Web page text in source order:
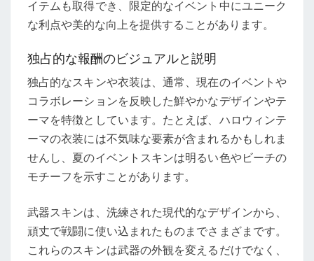
イテムも取得でき、限定的なイベント中にユニーク
な利点や美的な向上を提供することがあります。
独占的な報酬のビジュアルと説明
独占的なスキンや衣装は、通常、現在のイベントや
コラボレーションを反映した鮮やかなデザインやテ
ーマを特徴としています。たとえば、ハロウィンテ
ーマの衣装には不気味な要素が含まれるかもしれま
せんし、夏のイベントスキンは明るい色やビーチの
モチーフを示すことがあります。
武器スキンは、洗練された現代的なデザインから、
頑丈で戦闘に使い込まれたものまでさまざまです。
これらのスキンは武器の外観を変えるだけでなく、